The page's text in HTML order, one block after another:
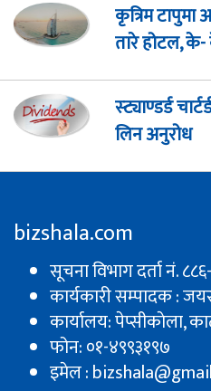
कृत्रिम टापुमा
तारे होटल,
स्ट्याण्डर्ड
लिन अनुरोध
bizshala.com
सूचना विभाग दर्ता नं.
कार्यकारी सम्पादक :
कार्यालय: पेप्सीकाेला,
फोन: ०१-४९९३१९७
इमेल :